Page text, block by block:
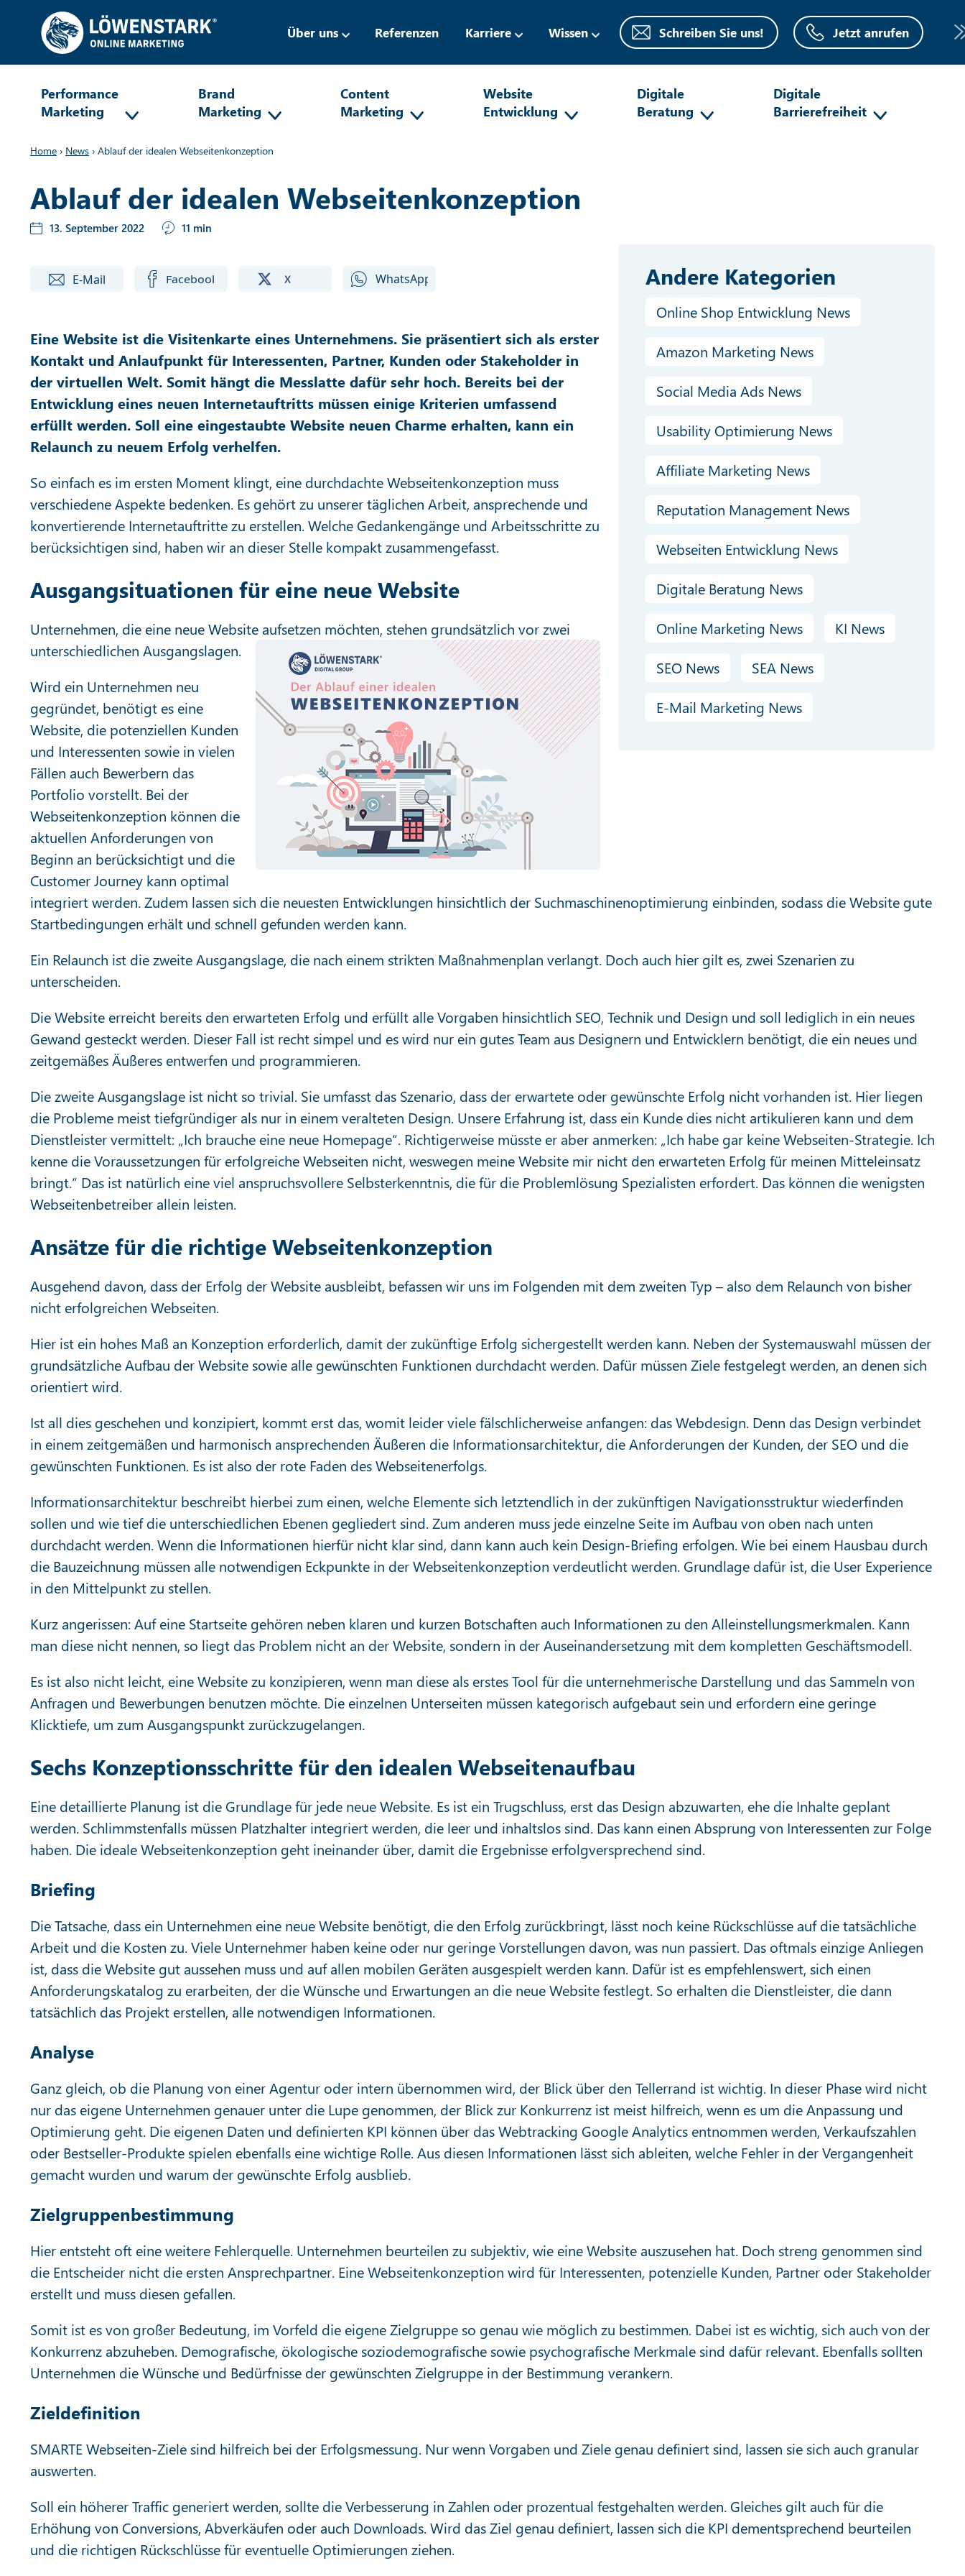
Über uns Referenzen Karriere Wissen Schreiben Sie uns! Jetzt anrufen
Performance
Marketing
Brand
Marketing
Content
Marketing
Website
Entwicklung
Digitale
Beratung
Digitale
Barrierefreiheit
Home › News › Ablauf der idealen Webseitenkonzeption
Ablauf der idealen Webseitenkonzeption
13. September 2022 11 min
Andere Kategorien
Online Shop Entwicklung News
Amazon Marketing News
Social Media Ads News
Usability Optimierung News
Affiliate Marketing News
Reputation Management News
Webseiten Entwicklung News
Digitale Beratung News
Online Marketing News KI News
SEO News SEA News
E-Mail Marketing News
Eine Website ist die Visitenkarte eines Unternehmens. Sie präsentiert sich als erster
Kontakt und Anlaufpunkt für Interessenten, Partner, Kunden oder Stakeholder in
der virtuellen Welt. Somit hängt die Messlatte dafür sehr hoch. Bereits bei der
Entwicklung eines neuen Internetauftritts müssen einige Kriterien umfassend
erfüllt werden. Soll eine eingestaubte Website neuen Charme erhalten, kann ein
Relaunch zu neuem Erfolg verhelfen.
So einfach es im ersten Moment klingt, eine durchdachte Webseitenkonzeption muss
verschiedene Aspekte bedenken. Es gehört zu unserer täglichen Arbeit, ansprechende und
konvertierende Internetauftritte zu erstellen. Welche Gedankengänge und Arbeitsschritte zu
berücksichtigen sind, haben wir an dieser Stelle kompakt zusammengefasst.
Ausgangsituationen für eine neue Website
Unternehmen, die eine neue Website aufsetzen möchten, stehen grundsätzlich vor zwei
unterschiedlichen Ausgangslagen.
Wird ein Unternehmen neu
gegründet, benötigt es eine
Website, die potenziellen Kunden
und Interessenten sowie in vielen
Fällen auch Bewerbern das
Portfolio vorstellt. Bei der
Webseitenkonzeption können die
aktuellen Anforderungen von
Beginn an berücksichtigt und die
Customer Journey kann optimal
integriert werden. Zudem lassen sich die neuesten Entwicklungen hinsichtlich der Suchmaschinenoptimierung einbinden, sodass die Website gute
Startbedingungen erhält und schnell gefunden werden kann.
Ein Relaunch ist die zweite Ausgangslage, die nach einem strikten Maßnahmenplan verlangt. Doch auch hier gilt es, zwei Szenarien zu
unterscheiden.
Die Website erreicht bereits den erwarteten Erfolg und erfüllt alle Vorgaben hinsichtlich SEO, Technik und Design und soll lediglich in ein neues
Gewand gesteckt werden. Dieser Fall ist recht simpel und es wird nur ein gutes Team aus Designern und Entwicklern benötigt, die ein neues und
zeitgemäßes Äußeres entwerfen und programmieren.
Die zweite Ausgangslage ist nicht so trivial. Sie umfasst das Szenario, dass der erwartete oder gewünschte Erfolg nicht vorhanden ist. Hier liegen
die Probleme meist tiefgründiger als nur in einem veralteten Design. Unsere Erfahrung ist, dass ein Kunde dies nicht artikulieren kann und dem
Dienstleister vermittelt: „Ich brauche eine neue Homepage“. Richtigerweise müsste er aber anmerken: „Ich habe gar keine Webseiten-Strategie. Ich
kenne die Voraussetzungen für erfolgreiche Webseiten nicht, weswegen meine Website mir nicht den erwarteten Erfolg für meinen Mitteleinsatz
bringt.“ Das ist natürlich eine viel anspruchsvollere Selbsterkenntnis, die für die Problemlösung Spezialisten erfordert. Das können die wenigsten
Webseitenbetreiber allein leisten.
Ansätze für die richtige Webseitenkonzeption
Ausgehend davon, dass der Erfolg der Website ausbleibt, befassen wir uns im Folgenden mit dem zweiten Typ – also dem Relaunch von bisher
nicht erfolgreichen Webseiten.
Hier ist ein hohes Maß an Konzeption erforderlich, damit der zukünftige Erfolg sichergestellt werden kann. Neben der Systemauswahl müssen der
grundsätzliche Aufbau der Website sowie alle gewünschten Funktionen durchdacht werden. Dafür müssen Ziele festgelegt werden, an denen sich
orientiert wird.
Ist all dies geschehen und konzipiert, kommt erst das, womit leider viele fälschlicherweise anfangen: das Webdesign. Denn das Design verbindet
in einem zeitgemäßen und harmonisch ansprechenden Äußeren die Informationsarchitektur, die Anforderungen der Kunden, der SEO und die
gewünschten Funktionen. Es ist also der rote Faden des Webseitenerfolgs.
Informationsarchitektur beschreibt hierbei zum einen, welche Elemente sich letztendlich in der zukünftigen Navigationsstruktur wiederfinden
sollen und wie tief die unterschiedlichen Ebenen gegliedert sind. Zum anderen muss jede einzelne Seite im Aufbau von oben nach unten
durchdacht werden. Wenn die Informationen hierfür nicht klar sind, dann kann auch kein Design-Briefing erfolgen. Wie bei einem Hausbau durch
die Bauzeichnung müssen alle notwendigen Eckpunkte in der Webseitenkonzeption verdeutlicht werden. Grundlage dafür ist, die User Experience
in den Mittelpunkt zu stellen.
Kurz angerissen: Auf eine Startseite gehören neben klaren und kurzen Botschaften auch Informationen zu den Alleinstellungsmerkmalen. Kann
man diese nicht nennen, so liegt das Problem nicht an der Website, sondern in der Auseinandersetzung mit dem kompletten Geschäftsmodell.
Es ist also nicht leicht, eine Website zu konzipieren, wenn man diese als erstes Tool für die unternehmerische Darstellung und das Sammeln von
Anfragen und Bewerbungen benutzen möchte. Die einzelnen Unterseiten müssen kategorisch aufgebaut sein und erfordern eine geringe
Klicktiefe, um zum Ausgangspunkt zurückzugelangen.
Sechs Konzeptionsschritte für den idealen Webseitenaufbau
Eine detaillierte Planung ist die Grundlage für jede neue Website. Es ist ein Trugschluss, erst das Design abzuwarten, ehe die Inhalte geplant
werden. Schlimmstenfalls müssen Platzhalter integriert werden, die leer und inhaltslos sind. Das kann einen Absprung von Interessenten zur Folge
haben. Die ideale Webseitenkonzeption geht ineinander über, damit die Ergebnisse erfolgversprechend sind.
Briefing
Die Tatsache, dass ein Unternehmen eine neue Website benötigt, die den Erfolg zurückbringt, lässt noch keine Rückschlüsse auf die tatsächliche
Arbeit und die Kosten zu. Viele Unternehmer haben keine oder nur geringe Vorstellungen davon, was nun passiert. Das oftmals einzige Anliegen
ist, dass die Website gut aussehen muss und auf allen mobilen Geräten ausgespielt werden kann. Dafür ist es empfehlenswert, sich einen
Anforderungskatalog zu erarbeiten, der die Wünsche und Erwartungen an die neue Website festlegt. So erhalten die Dienstleister, die dann
tatsächlich das Projekt erstellen, alle notwendigen Informationen.
Analyse
Ganz gleich, ob die Planung von einer Agentur oder intern übernommen wird, der Blick über den Tellerrand ist wichtig. In dieser Phase wird nicht
nur das eigene Unternehmen genauer unter die Lupe genommen, der Blick zur Konkurrenz ist meist hilfreich, wenn es um die Anpassung und
Optimierung geht. Die eigenen Daten und definierten KPI können über das Webtracking Google Analytics entnommen werden, Verkaufszahlen
oder Bestseller-Produkte spielen ebenfalls eine wichtige Rolle. Aus diesen Informationen lässt sich ableiten, welche Fehler in der Vergangenheit
gemacht wurden und warum der gewünschte Erfolg ausblieb.
Zielgruppenbestimmung
Hier entsteht oft eine weitere Fehlerquelle. Unternehmen beurteilen zu subjektiv, wie eine Website auszusehen hat. Doch streng genommen sind
die Entscheider nicht die ersten Ansprechpartner. Eine Webseitenkonzeption wird für Interessenten, potenzielle Kunden, Partner oder Stakeholder
erstellt und muss diesen gefallen.
Somit ist es von großer Bedeutung, im Vorfeld die eigene Zielgruppe so genau wie möglich zu bestimmen. Dabei ist es wichtig, sich auch von der
Konkurrenz abzuheben. Demografische, ökologische soziodemografische sowie psychografische Merkmale sind dafür relevant. Ebenfalls sollten
Unternehmen die Wünsche und Bedürfnisse der gewünschten Zielgruppe in der Bestimmung verankern.
Zieldefinition
SMARTE Webseiten-Ziele sind hilfreich bei der Erfolgsmessung. Nur wenn Vorgaben und Ziele genau definiert sind, lassen sie sich auch granular
auswerten.
Soll ein höherer Traffic generiert werden, sollte die Verbesserung in Zahlen oder prozentual festgehalten werden. Gleiches gilt auch für die
Erhöhung von Conversions, Abverkäufen oder auch Downloads. Wird das Ziel genau definiert, lassen sich die KPI dementsprechend beurteilen
und die richtigen Rückschlüsse für eventuelle Optimierungen ziehen.